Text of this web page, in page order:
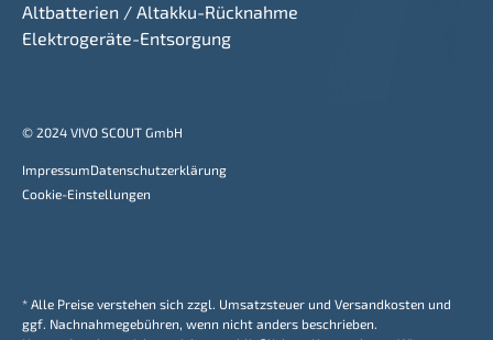
Altbatterien / Altakku-Rücknahme
Elektrogeräte-Entsorgung
© 2024 VIVO SCOUT GmbH
ImpressumDatenschutzerklärung
Cookie-Einstellungen
* Alle Preise verstehen sich zzgl. Umsatzsteuer und Versandkosten und
ggf. Nachnahmegebühren, wenn nicht anders beschrieben.